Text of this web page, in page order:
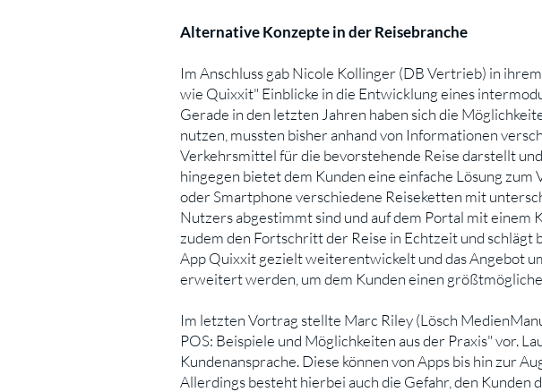
Alternative Konzepte in der Reisebranche
Im Anschluss gab Nicole Kollinger (DB Vertrieb) in
wie Quixxit" Einblicke in die Entwicklung eines
Gerade in den letzten Jahren haben sich die
nutzen, mussten bisher anhand von Informationen
Verkehrsmittel für die bevorstehende Reise darstellt
hingegen bietet dem Kunden eine einfache Lösung
oder Smartphone verschiedene Reiseketten mit
Nutzers abgestimmt sind und auf dem Portal mit
zudem den Fortschritt der Reise in Echtzeit und
App Quixxit gezielt weiterentwickelt und das Angebot
erweitert werden, um dem Kunden einen
Im letzten Vortrag stellte Marc Riley (Lösch
POS: Beispiele und Möglichkeiten aus der Praxis" vor.
Kundenansprache. Diese können von Apps bis hin zur
Allerdings besteht hierbei auch die Gefahr, den